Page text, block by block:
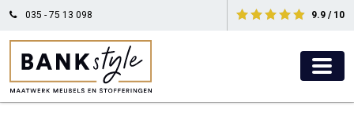
035 - 75 13 098 9.9 / 10